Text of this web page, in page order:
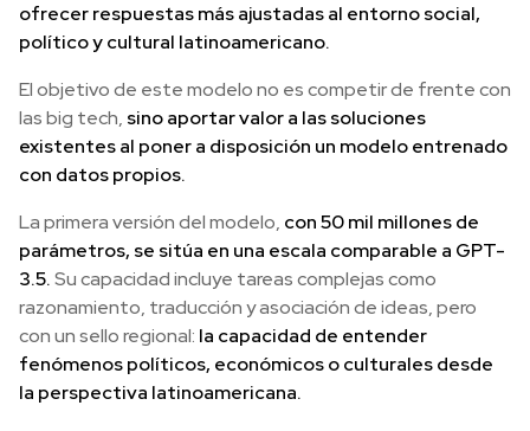
ofrecer respuestas más ajustadas al entorno social,
político y cultural latinoamericano.
El objetivo de este modelo no es competir de frente con
las big tech, sino aportar valor a las soluciones
existentes al poner a disposición un modelo entrenado
con datos propios.
La primera versión del modelo, con 50 mil millones de
parámetros, se sitúa en una escala comparable a GPT-
3.5.Su capacidad incluye tareas complejas como
razonamiento, traducción y asociación de ideas, pero
con un sello regional: la capacidad de entender
fenómenos políticos, económicos o culturales desde
la perspectiva latinoamericana.